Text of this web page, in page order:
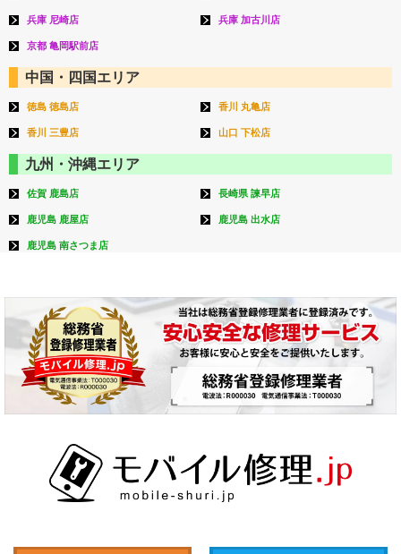
兵庫 尼崎店 兵庫 加古川店
京都 亀岡駅前店
中国・四国エリア
徳島 徳島店 香川 丸亀店
香川 三豊店 山口 下松店
九州・沖縄エリア
佐賀 鹿島店 長崎県 諫早店
鹿児島 鹿屋店 鹿児島 出水店
鹿児島 南さつま店